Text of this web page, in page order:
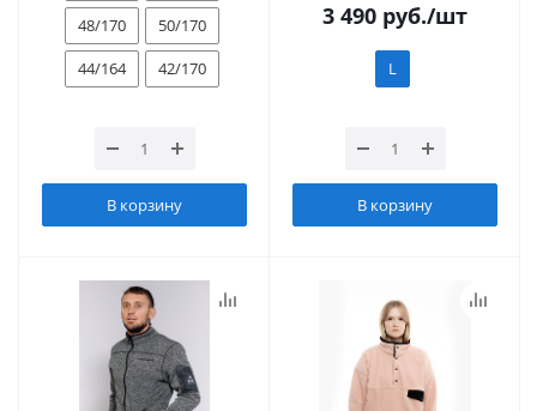
48/170
50/170
44/164
42/170
В корзину
3 490 руб./шт
L
В корзину